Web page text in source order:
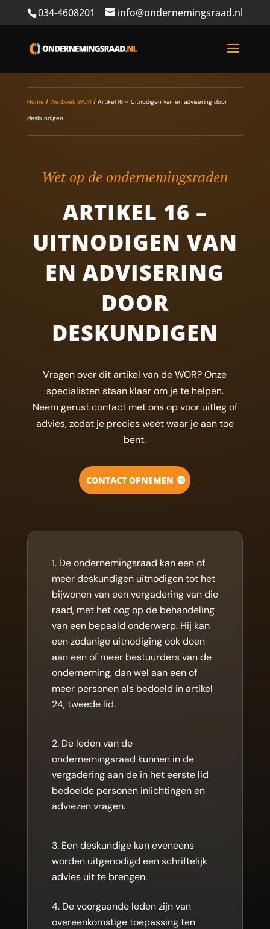
034-4608201 info@ondernemingsraad.nl
Home/ Wetboek WOR/ Artikel 16 – Uitnodigen van en advisering door
deskundigen
Wet op de ondernemingsraden
ARTIKEL 16 –
UITNODIGEN VAN
EN ADVISERING
DOOR
DESKUNDIGEN
Vragen over dit artikel van de WOR? Onze
specialisten staan klaar om je te helpen.
Neem gerust contact met ons op voor uitleg of
advies, zodat je precies weet waar je aan toe
bent.
CONTACT OPNEMEN
De ondernemingsraad kan een of
meer deskundigen uitnodigen tot het
bijwonen van een vergadering van die
raad, met het oog op de behandeling
van een bepaald onderwerp. Hij kan
een zodanige uitnodiging ook doen
aan een of meer bestuurders van de
onderneming, dan wel aan een of
meer personen als bedoeld in artikel
24, tweede lid.
De leden van de
ondernemingsraad kunnen in de
vergadering aan de in het eerste lid
bedoelde personen inlichtingen en
adviezen vragen.
Een deskundige kan eveneens
worden uitgenodigd een schriftelijk
advies uit te brengen.
De voorgaande leden zijn van
overeenkomstige toepassing ten